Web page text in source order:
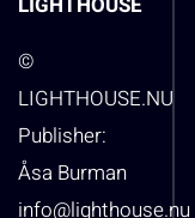
©
LIGHTHOUSE.NU
Publisher:
Åsa Burman
info@lighthouse.nu